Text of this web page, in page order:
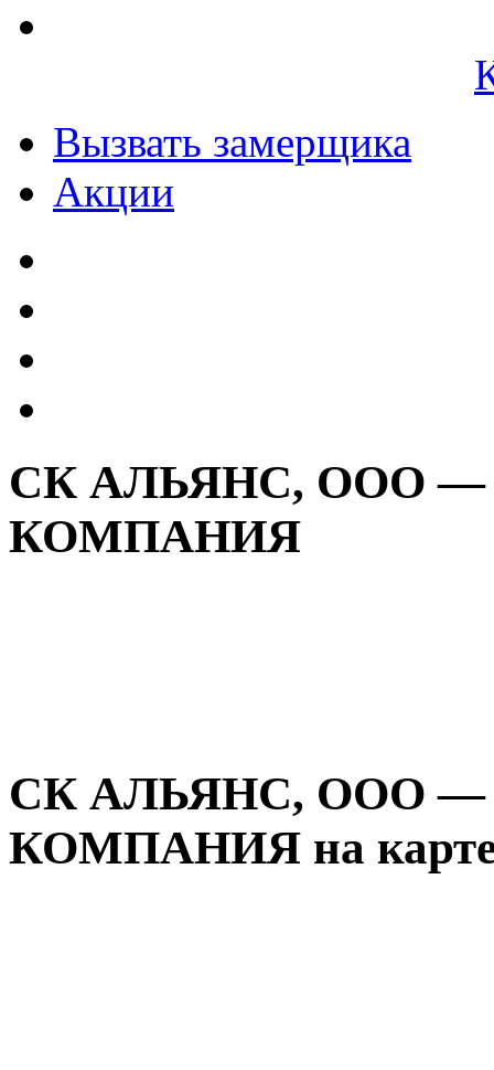
Вызвать замерщика
Акции
СК АЛЬЯНС, ООО
КОМПАНИЯ
СК АЛЬЯНС, ООО
КОМПАНИЯ на